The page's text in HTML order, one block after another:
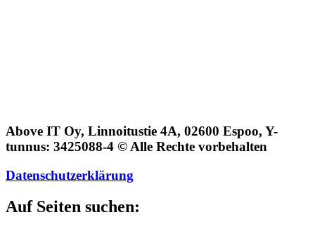
Above IT Oy, Linnoitustie 4A, 02600 Espoo, Y-
tunnus: 3425088-4 © Alle Rechte vorbehalten
Datenschutzerklärung
Auf Seiten suchen: